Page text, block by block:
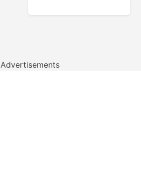
Advertisements